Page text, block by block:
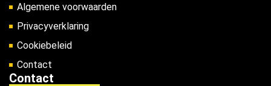
Algemene voorwaarden
Privacyverklaring
Cookiebeleid
Contact
Contact